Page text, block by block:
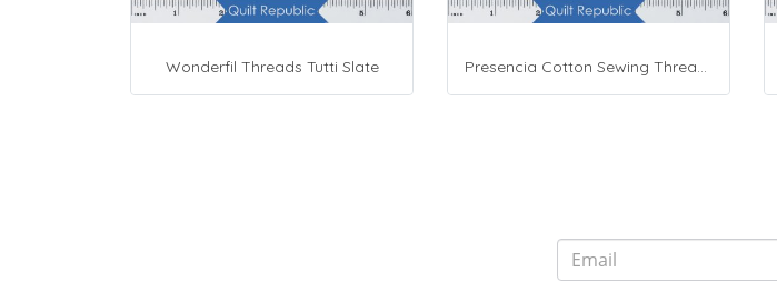
Wonderfil Threads Tutti Slate Presencia Cotton Sewing Thread 3-ply 60wt 4882 Yards Grey